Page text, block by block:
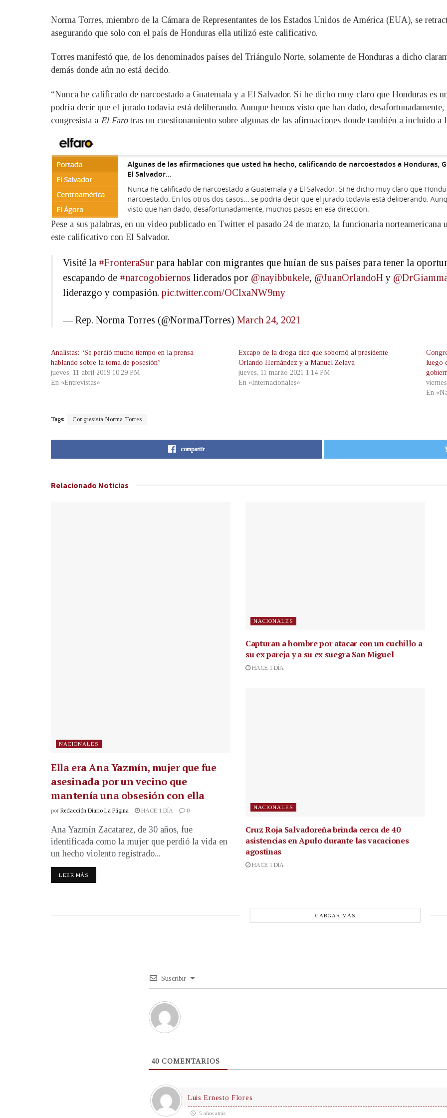
Norma Torres, miembro de la Cámara de Representantes de los Estados Unidos de América (EUA), se
asegurando que solo con el país de Honduras ella utilizó este calificativo.
Torres manifestó que, de los denominados países del Triángulo Norte, solamente de Honduras a dicho
demás donde aún no está decido.
“Nunca he calificado de narcoestado a Guatemala y a El Salvador. Sí he dicho muy claro que Honduras es
podría decir que el jurado todavía está deliberando. Aunque hemos visto que han dado,
congresista a El Farotras un cuestionamiento sobre algunas de las afirmaciones donde también a incluido a
Pese a sus palabras, en un video publicado en Twitter el pasado 24 de marzo, la funcionaria
este calificativo con El Salvador.
Visité la #FronteraSur para hablar con migrantes que huían de sus países para tener la
escapando de #narcogobiernos liderados por @nayibbukele, @JuanOrlandoHy
liderazgo y compasión. pic.twitter.com/OClxaNW9my
— Rep. Norma Torres (@NormaJTorres) March 24, 2021
Analistas: “Se perdió mucho tiempo en la prensa
hablando sobre la toma de posesión”
jueves, 11 abril 2019 10:29 PM
En «Entrevistas»
Excapo de la droga dice que sobornó al presidente
Orlando Hernández y a Manuel Zelaya
jueves, 11 marzo 2021 1:14 PM
En «Internacionales»
luego
En
Tags: Congresista Norma Torres
compartir
Relacionado Noticias
NACIONALES
Ella era Ana Yazmín, mujer que fue
asesinada por un vecino que
mantenía una obsesión con ella
por Redacción Diario La Página HACE 1 DÍA 0
Ana Yazmín Zacatarez, de 30 años, fue
identificada como la mujer que perdió la vida en
un hecho violento registrado...
LEER MÁS
NACIONALES
Capturan a hombre por atacar con un cuchillo a
su ex pareja y a su ex suegra San Miguel
HACE 1 DÍA
NACIONALES
Cruz Roja Salvadoreña brinda cerca de 40
asistencias en Apulo durante las vacaciones
agostinas
HACE 1 DÍA
CARGAR MÁS
Suscribir
40 COMENTARIOS
Luis Ernesto Flores
5 años atrás